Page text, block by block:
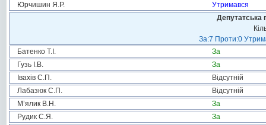
Юрчишин Я.Р.
Утримався
Депутатська
За:7 Проти:0
Батенко Т.І.
За
Гузь І.В.
За
Івахів С.П.
Відсутній
Лабазюк С.П.
Відсутній
М’ялик В.Н.
За
Рудик С.Я.
За